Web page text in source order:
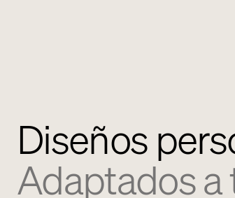
Diseños
Adaptados a